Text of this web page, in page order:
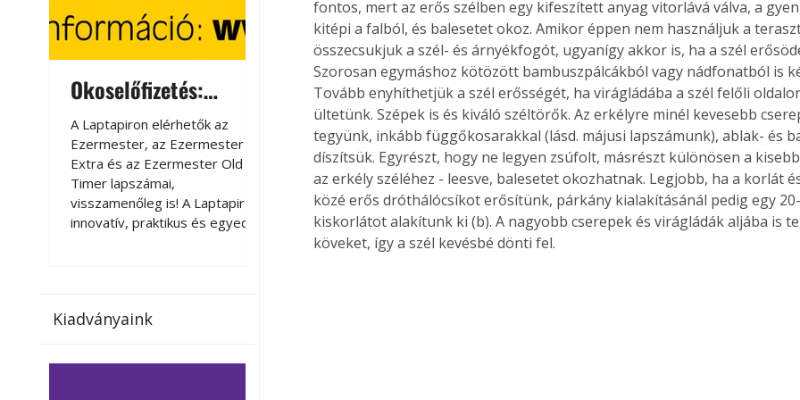
Okoselőfizetés:
Ezermester Extra
A Laptapiron elérhetők az
Ezermester, az Ezermester
Extra és az Ezermester Old
Timer lapszámai,
visszamenőleg is! A Laptapir új,
innovatív, praktikus és egyedi
az otthonában, útközben vagy
elérhetők lapszámaink. Bárhol,
Okoselőfizetés
A Laptapiron elérhetők az
Ezermester, az Ezermester
Extra és az Ezermester Old
Timer lapszámai,
visszamenőleg is! A Laptapir új,
innovatív, praktikus és egyedi
megoldás a nyomtatott
Együtt jobban megéri!
Bővebb információ itt!
Együtt jobban megéri! A
könyvek tetszőleges
párosítással kedvezményes
áron, 0 Ft postaköltséggel
megrendelhetők!
Kiadványaink
fontos, mert az erős szélben egy kifeszített anyag vitorlává válva, a
kitépi a falból, és balesetet okoz. Amikor éppen nem használjuk a
összecsukjuk a szél- és árnyékfogót, ugyanígy akkor is, ha a szél
Szorosan egymáshoz kötözött bambuszpálcákból vagy nádfonatból is
Tovább enyhíthetjük a szél erősségét, ha virágládába a szél felőli
ültetünk. Szépek is és kiváló széltörők. Az erkélyre minél kevesebb
tegyünk, inkább függőkosarakkal (lásd. májusi lapszámunk), ablak- és
díszítsük. Egyrészt, hogy ne legyen zsúfolt, másrészt különösen a
az erkély széléhez - leesve, balesetet okozhatnak. Legjobb, ha a korlát
közé erős dróthálócsíkot erősítünk, párkány kialakításánál pedig egy
kiskorlátot alakítunk ki (b). A nagyobb cserepek és virágládák aljába is
köveket, így a szél kevésbé dönti fel.